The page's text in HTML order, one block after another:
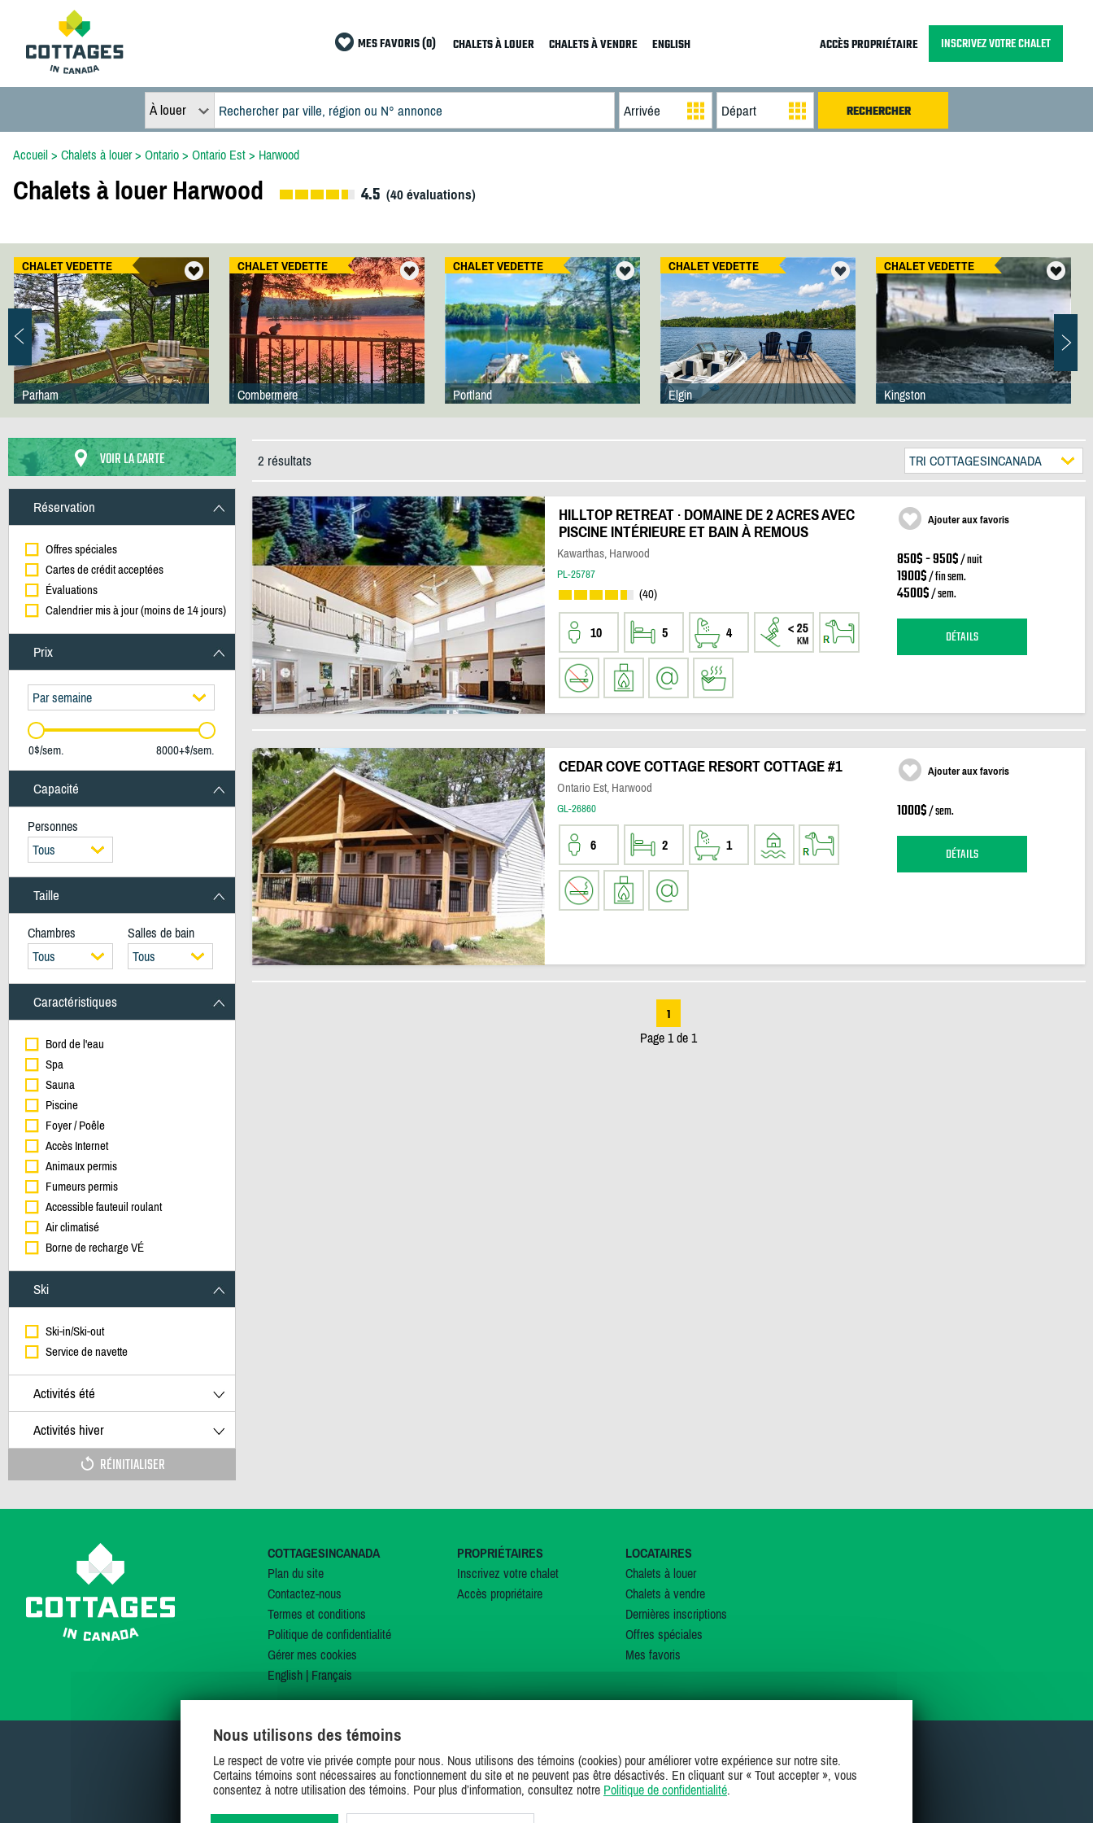
MES FAVORIS (0) CHALETS À LOUER CHALETS À VENDRE ENGLISH ACCÈS PROPRIÉTAIRE INSCRIVEZ VOTRE CHALET
À louer
Accueil> Chalets à louer> Ontario> Ontario Est> Harwood
Chalets à louer Harwood 4.5 (40évaluations)
CHALET VEDETTE
Parham
CHALET VEDETTE
Combermere
CHALET VEDETTE
Portland
CHALET VEDETTE
Elgin
CHALET VEDETTE
Kingston
VOIR LA CARTE
Réservation
Offres spéciales
Cartes de crédit acceptées
Évaluations
Calendrier mis à jour (moins de 14 jours)
Prix
Par semaine
0$/sem. 8000+$/sem.
Capacité
Personnes
Tous
Taille
Chambres
Salles de bain
Tous
Tous
Caractéristiques
Bord de l'eau
Spa
Sauna
Piscine
Foyer / Poêle
Accès Internet
Animaux permis
Fumeurs permis
Accessible fauteuil roulant
Air climatisé
Borne de recharge VÉ
Ski
Ski-in/Ski-out
Service de navette
Activités été
Activités hiver
RÉINITIALISER
2 résultats TRI COTTAGESINCANADA
HILLTOP RETREAT · DOMAINE DE 2 ACRES AVEC
PISCINE INTÉRIEURE ET BAIN À REMOUS
Kawarthas, Harwood
PL-25787
(40)
10 5 4
Ajouter aux favoris
850$ - 950$/ nuit
1900$/ fin sem.
4500$/ sem.
DÉTAILS
CEDAR COVE COTTAGE RESORT COTTAGE #1
Ontario Est, Harwood
GL-26860
6 2 1
Ajouter aux favoris
1000$/ sem.
DÉTAILS
1
Page 1 de 1
COTTAGESINCANADA
Plan du site
Contactez-nous
Termes et conditions
Politique de confidentialité
Gérer mes cookies
English| Français
PROPRIÉTAIRES
Inscrivez votre chalet
Accès propriétaire
LOCATAIRES
Chalets à louer
Chalets à vendre
Dernières inscriptions
Offres spéciales
Mes favoris
SUIVEZ-NOUS SUR
Nous utilisons des témoins
Le respect de votre vie privée compte pour nous. Nous utilisons des témoins (cookies) pour améliorer votre expérience sur notre site.
Certains témoins sont nécessaires au fonctionnement du site et ne peuvent pas être désactivés. En cliquant sur « Tout accepter », vous
consentez à notre utilisation des témoins. Pour plus d’information, consultez notre Politique de confidentialité.